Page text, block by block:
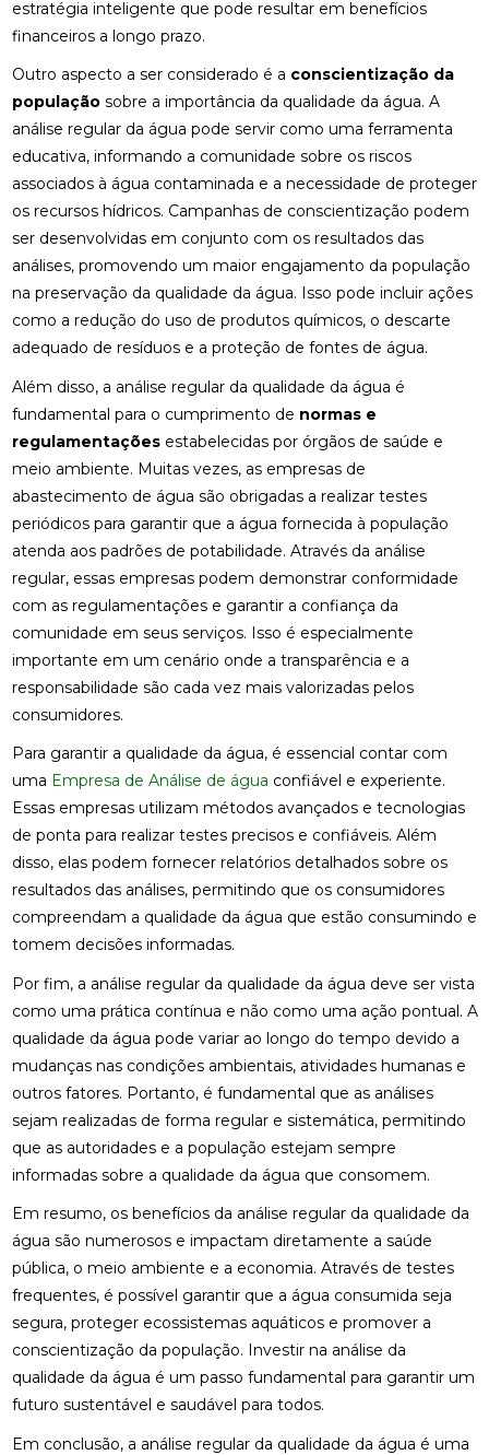
estratégia inteligente que pode resultar em benefícios
financeiros a longo prazo.
Outro aspecto a ser considerado é a conscientização da
populaçãosobre a importância da qualidade da água. A
análise regular da água pode servir como uma ferramenta
educativa, informando a comunidade sobre os riscos
associados à água contaminada e a necessidade de proteger
os recursos hídricos. Campanhas de conscientização podem
ser desenvolvidas em conjunto com os resultados das
análises, promovendo um maior engajamento da população
na preservação da qualidade da água. Isso pode incluir ações
como a redução do uso de produtos químicos, o descarte
adequado de resíduos e a proteção de fontes de água.
Além disso, a análise regular da qualidade da água é
fundamental para o cumprimento de normas e
regulamentaçõesestabelecidas por órgãos de saúde e
meio ambiente. Muitas vezes, as empresas de
abastecimento de água são obrigadas a realizar testes
periódicos para garantir que a água fornecida à população
atenda aos padrões de potabilidade. Através da análise
regular, essas empresas podem demonstrar conformidade
com as regulamentações e garantir a confiança da
comunidade em seus serviços. Isso é especialmente
importante em um cenário onde a transparência e a
responsabilidade são cada vez mais valorizadas pelos
consumidores.
Para garantir a qualidade da água, é essencial contar com
uma Empresa de Análise de água confiável e experiente.
Essas empresas utilizam métodos avançados e tecnologias
de ponta para realizar testes precisos e confiáveis. Além
disso, elas podem fornecer relatórios detalhados sobre os
resultados das análises, permitindo que os consumidores
compreendam a qualidade da água que estão consumindo e
tomem decisões informadas.
Por fim, a análise regular da qualidade da água deve ser vista
como uma prática contínua e não como uma ação pontual. A
qualidade da água pode variar ao longo do tempo devido a
mudanças nas condições ambientais, atividades humanas e
outros fatores. Portanto, é fundamental que as análises
sejam realizadas de forma regular e sistemática, permitindo
que as autoridades e a população estejam sempre
informadas sobre a qualidade da água que consomem.
Em resumo, os benefícios da análise regular da qualidade da
água são numerosos e impactam diretamente a saúde
pública, o meio ambiente e a economia. Através de testes
frequentes, é possível garantir que a água consumida seja
segura, proteger ecossistemas aquáticos e promover a
conscientização da população. Investir na análise da
qualidade da água é um passo fundamental para garantir um
futuro sustentável e saudável para todos.
Em conclusão, a análise regular da qualidade da água é uma